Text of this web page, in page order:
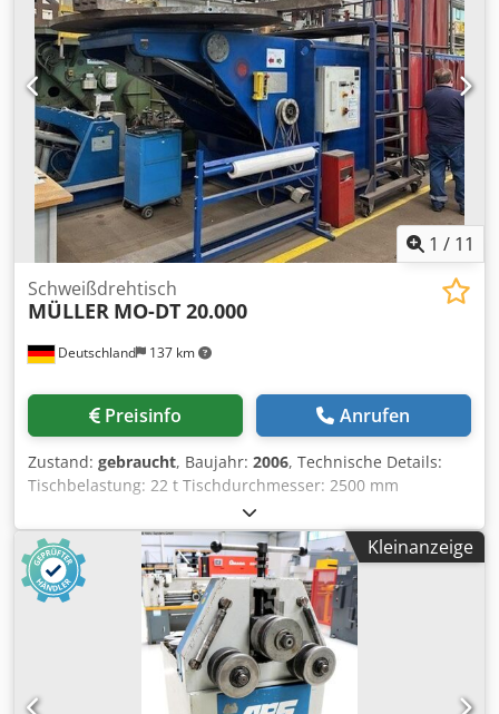
1 / 11
Deutschland 137 km
Schweißdrehtisch
MÜLLER MO-DT 20.000
Preisinfo Anrufen
Zustand: gebraucht, Baujahr: 2006, Technische Details:
Tischbelastung: 22 t Tischdurchmesser: 2500 mm
Gesamtleistungsbedarf: 9,6 kW max. Tischbelastung:
22.000 daN / 22000kg Tisch drehbar: links/rechts Grad
Tisch neigbar: 0 - 120 Grad Schwenkbereich +/-: 120 Grad
Höhe der Schwenkachse: 1700 mm Maschinengewicht ca.:
12000 kg Rundtischdrehzahlen: 0,05 - 1,0 U/min
Anschlußleistung: ca. 5,0 kVA Abmessungen LxBxH: ca. 4,5
x 2,5 x 2,3 m Schweißpositionier-Dreh-Kipp-Tisch
entwickelt und gefertigt von Müller Opladen ARC KON
EWeding GmbH. Maschinengestell massiv, geschweißte
Kleinanzeige